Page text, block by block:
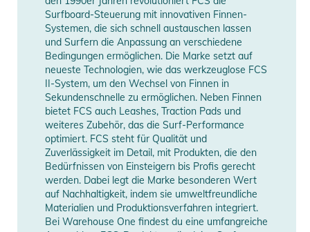
Sicherheitshinweise
Gebrauchsanweisungen, Sicherheitshinweise und Warnungen
finden Sie direkt am Produkt.
Surfboard-Steuerung mit innovativen Finnen-
Systemen, die sich schnell austauschen lassen
und Surfern die Anpassung an verschiedene
Bedingungen ermöglichen. Die Marke setzt auf
neueste Technologien, wie das werkzeuglose FCS
II-System, um den Wechsel von Finnen in
Sekundenschnelle zu ermöglichen. Neben Finnen
bietet FCS auch Leashes, Traction Pads und
weiteres Zubehör, das die Surf-Performance
optimiert. FCS steht für Qualität und
Zuverlässigkeit im Detail, mit Produkten, die den
Bedürfnissen von Einsteigern bis Profis gerecht
werden. Dabei legt die Marke besonderen Wert
auf Nachhaltigkeit, indem sie umweltfreundliche
Materialien und Produktionsverfahren integriert.
Bei Warehouse One findest du eine umfangreiche